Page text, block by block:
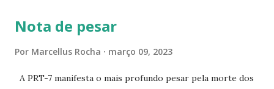
☆CINE VIP CLUBE RUA 24 DE MAIO 825 ☆CINE ECLIPSE
Nota de pesar
Por Marcellus Rocha março 09, 2023
A PRT-7 manifesta o mais profundo pesar pela morte dos